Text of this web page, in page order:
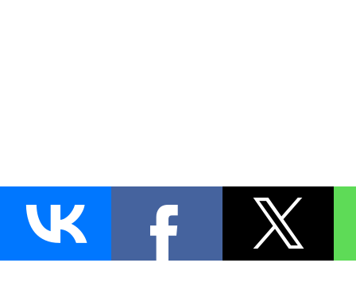
AUTO BLOKIRATOR
+7 (495) 255-04-60 ПОИСК ЗАМКА УСТАНОВКА